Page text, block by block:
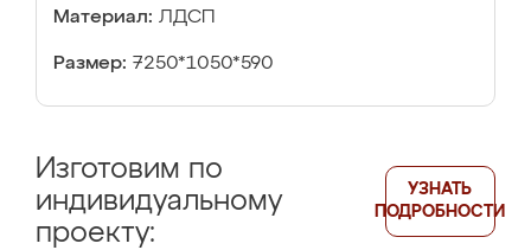
Материал: ЛДСП
Размер: 7250*1050*590
Изготовим по
индивидуальному
проекту:
УЗНАТЬ
ПОДРОБНОСТИ